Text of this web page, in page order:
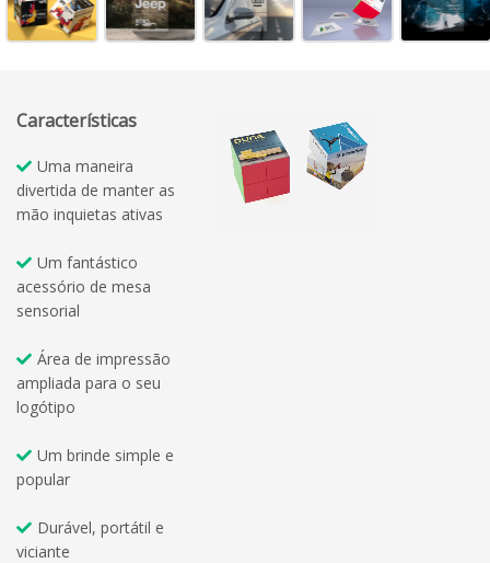
Características
Uma maneira
divertida de manter as
mão inquietas ativas
Um fantástico
acessório de mesa
sensorial
Área de impressão
ampliada para o seu
logótipo
Um brinde simple e
popular
Durável, portátil e
viciante